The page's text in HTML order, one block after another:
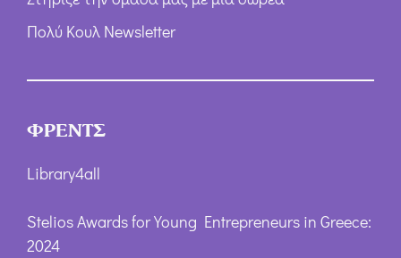
Πολύ Κουλ Newsletter
ΦΡΕΝΤΣ
Library4all
Stelios Awards for Young Entrepreneurs in Greece:
2024